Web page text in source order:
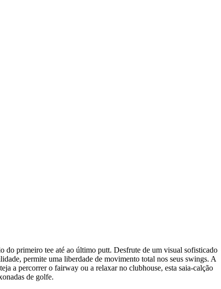
do primeiro tee até ao último putt. Desfrute de um visual sofisticado
permite uma liberdade de movimento total nos seus swings. A
a percorrer o fairway ou a relaxar no clubhouse, esta saia-calção
de golfe.